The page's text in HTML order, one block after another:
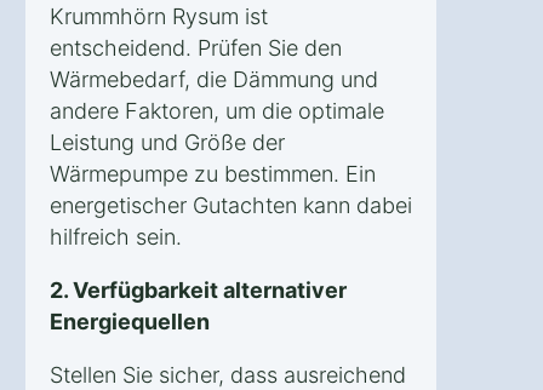
Krummhörn Rysum ist
entscheidend. Prüfen Sie den
Wärmebedarf, die Dämmung und
andere Faktoren, um die optimale
Leistung und Größe der
Wärmepumpe zu bestimmen. Ein
energetischer Gutachten kann dabei
hilfreich sein.
2. Verfügbarkeit alternativer
Energiequellen
Stellen Sie sicher, dass ausreichend